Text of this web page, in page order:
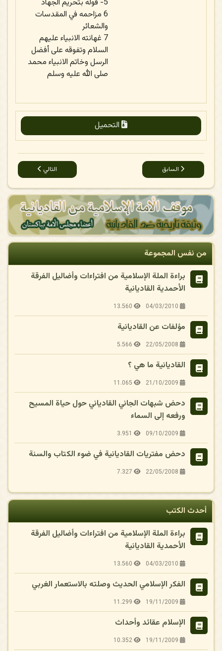
5- قوله بتحريم الجهاد
6 مزاحمه في المقدسات
والشعائر
7 غهانته الانبياء عليهم
السلام وتفوقه على أفضل
الرسل وخاتم الانبياء محمد
صلى الله عليه وسلم
التحميل
المقال السابق: القاديانية ما هي ؟
السابق المقال التالي: أشراط
التالي
من نفس المجموعة
براءة الملة الإسلامية من افتراءات وأضاليل الفرقة
الأحمدية القاديانية
04/03/2010
13.560
مؤلفات عن القاديانية
22/05/2008
5.566
القاديانية ما هي ؟
21/10/2009
11.065
دحض شبهات الجاني القادياني حول حياة المسيح
ورفعه إلى السماء
09/10/2009
3.951
دحض مفتريات القاديانية في ضوء الكتاب والسنة
22/05/2008
7.327
أحدث الكتب
براءة الملة الإسلامية من افتراءات وأضاليل الفرقة
الأحمدية القاديانية
04/03/2010
13.560
الفكر الإسلامي الحديث وصلته بالاستعمار الغربي
19/11/2009
11.299
الإسلام عقائد وأحداث
19/11/2009
10.352